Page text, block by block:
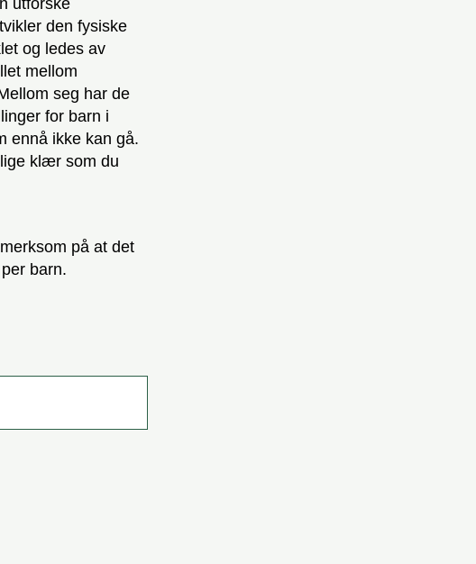
utforske
den fysiske
og ledes av
mellom
seg har de
for barn i
ennå ikke kan gå.
klær som du
på at det
barn.